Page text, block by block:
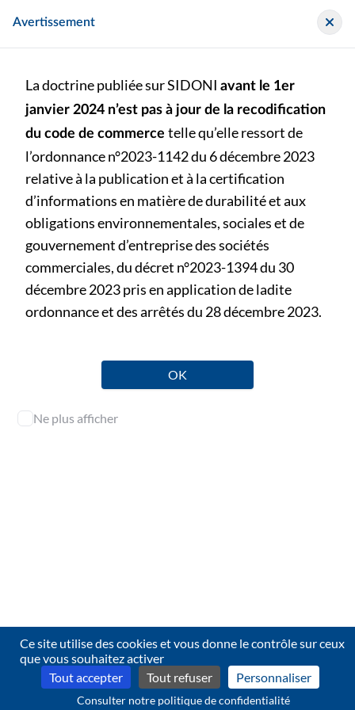
Sidoni
Lettre d’affirmation relative au rapport du/des
commissaire(s) aux comptes établi en application de
l’arrêté du 6 septembre 2017
diffusion restreinte
Contact
© 2026 CNCC — 4.2.23
Avertissement
La doctrine publiée sur SIDONI avant le 1er
janvier 2024 n’est pas à jour de la recodification
du code de commerce telle qu’elle ressort de
l’ordonnance n°2023-1142 du 6 décembre 2023
relative à la publication et à la certification
d’informations en matière de durabilité et aux
obligations environnementales, sociales et de
gouvernement d’entreprise des sociétés
commerciales, du décret n°2023-1394 du 30
décembre 2023 pris en application de ladite
ordonnance et des arrêtés du 28 décembre 2023.
OK
Ne plus afficher
Ce site utilise des cookies et vous donne le contrôle sur ceux
que vous souhaitez activer
Tout accepter
Tout refuser Personnaliser
Consulter notre politique de confidentialité